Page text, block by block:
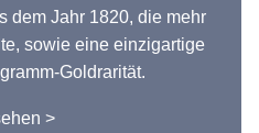
dem Jahr 1820, die mehr
sowie eine einzigartige
Goldrarität.
>